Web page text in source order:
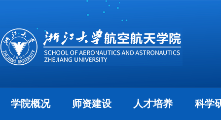
学院概况 师资建设 人才培养 科学